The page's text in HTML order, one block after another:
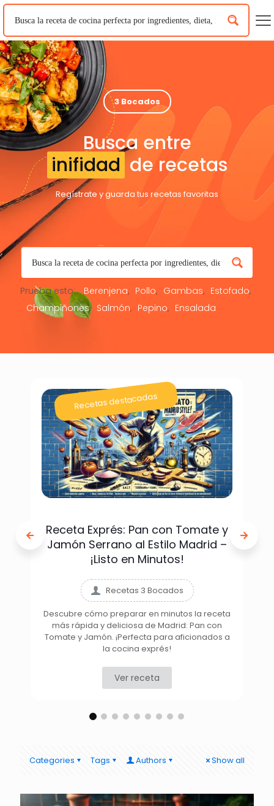
3 Bocados
Busca entre
inifidad de recetas
Regístrate y guarda tus recetas favoritas
Prueba esto: Berenjena Pollo Gambas
Estofado
Champiñones
Salmón Pepino Ensalada
Recetas destacadas
Receta Exprés: Pan con Tomate y
Jamón Serrano al Estilo Madrid –
¡Listo en Minutos!
Recetas 3 Bocados
Descubre cómo preparar en minutos la receta
más rápida y deliciosa de Madrid: Pan con
Tomate y Jamón. ¡Perfecta para aficionados a
la cocina exprés!
Ver receta
Categories Tags Authors Show all